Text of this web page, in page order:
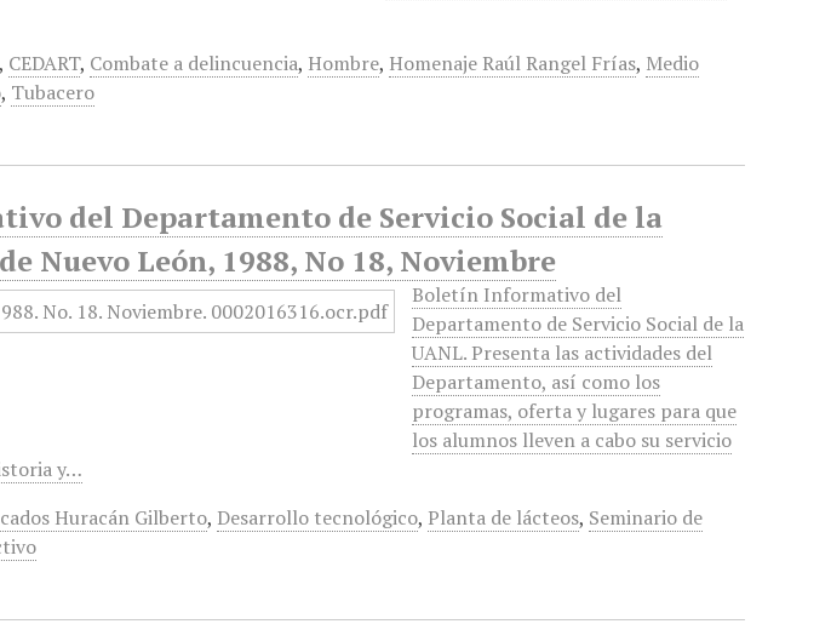
, CEDART, Combate a delincuencia, Hombre, Homenaje Raúl Rangel Frías, Medio
, Tubacero
del Departamento de Servicio Social de la
Nuevo León, 1988, No 18, Noviembre
Boletín Informativo del
Departamento de Servicio Social de la
UANL. Presenta las actividades del
Departamento, así como los
programas, oferta y lugares para que
los alumnos lleven a cabo su servicio
y…
Huracán Gilberto, Desarrollo tecnológico, Planta de lácteos, Seminario de